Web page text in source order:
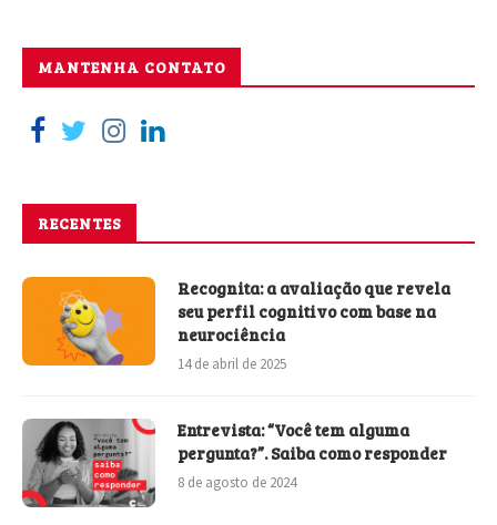
MANTENHA CONTATO
RECENTES
Recognita: a avaliação que revela
seu perfil cognitivo com base na
neurociência
14 de abril de 2025
Entrevista: “Você tem alguma
pergunta?”. Saiba como responder
8 de agosto de 2024